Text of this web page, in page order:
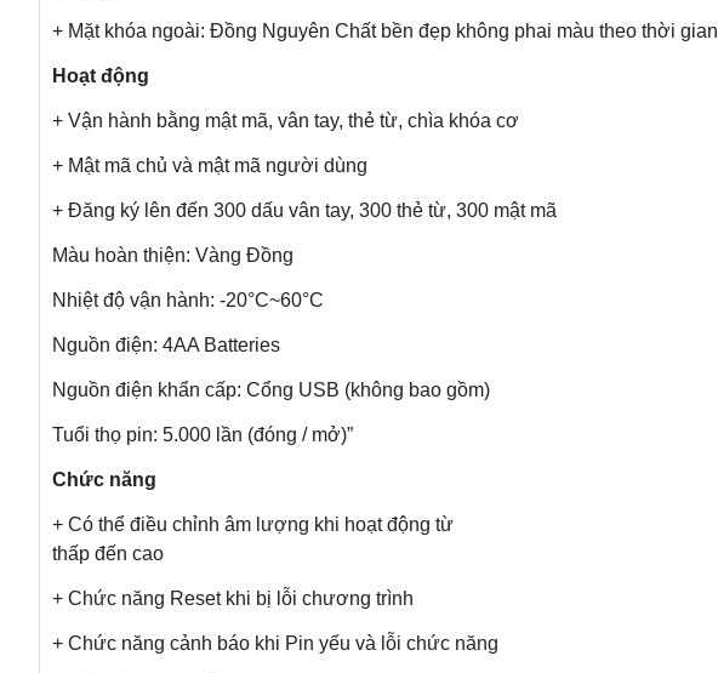
+ Mặt khóa ngoài: Đồng Nguyên Chất bền đẹp không phai màu theo thời gian
Hoạt động
+ Vận hành bằng mật mã, vân tay, thẻ từ, chìa khóa cơ
+ Mật mã chủ và mật mã người dùng
+ Đăng ký lên đến 300 dấu vân tay, 300 thẻ từ, 300 mật mã
Màu hoàn thiện: Vàng Đồng
Nhiệt độ vận hành: -20°C~60°C
Nguồn điện: 4AA Batteries
Nguồn điện khẩn cấp: Cổng USB (không bao gồm)
Tuổi thọ pin: 5.000 lần (đóng / mở)”
Chức năng
+ Có thể điều chỉnh âm lượng khi hoạt động từ
thấp đến cao
+ Chức năng Reset khi bị lỗi chương trình
+ Chức năng cảnh báo khi Pin yếu và lỗi chức năng